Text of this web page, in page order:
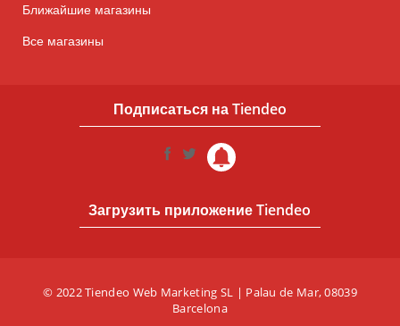
Ближайшие магазины
Все магазины
Подписаться на Tiendeo
Загрузить приложение Tiendeo
© 2022 Tiendeo Web Marketing SL | Palau de Mar, 08039
Barcelona